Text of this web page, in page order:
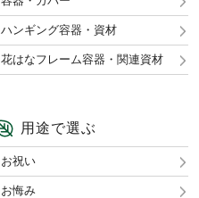
ハンギング容器・資材
花はなフレーム容器・関連資材
用途で選ぶ
お祝い
お悔み